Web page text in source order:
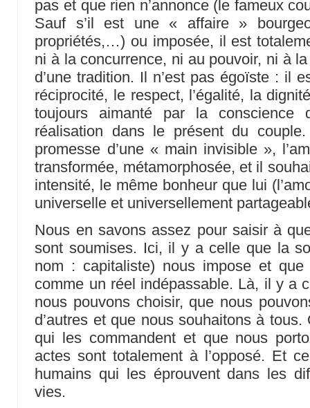
pas et que rien n’annonce (le fameux
Sauf s’il est une « affaire »
propriétés,…) ou imposée, il est
ni à la concurrence, ni au pouvoir, ni à
d’une tradition. Il n’est pas égoïste : il
réciprocité, le respect, l’égalité, la
toujours aimanté par la
réalisation dans le présent du
promesse d’une « main invisible »,
transformée, métamorphosée, et il
intensité, le même bonheur que lui
universelle et universellement
Nous en savons assez pour saisir à
sont soumises. Ici, il y a celle que la
nom : capitaliste) nous impose et que
comme un réel indépassable. Là, il y a
nous pouvons choisir, que nous
d’autres et que nous souhaitons à
qui les commandent et que nous
actes sont totalement à l’opposé. Et
humains qui les éprouvent dans les
vies.